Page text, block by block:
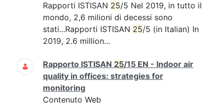
Rapporti ISTISAN 25/5 Nel 2019, in tutto il
mondo, 2,6 milioni di decessi sono
stati...Rapporti ISTISAN 25/5 (in Italian) In
2019, 2.6 million...
Rapporto ISTISAN 25/15 EN - Indoor air
quality in offices: strategies for
monitoring
Contenuto Web